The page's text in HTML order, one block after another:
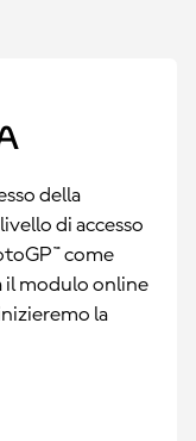
della
di accesso
come
il modulo online
la